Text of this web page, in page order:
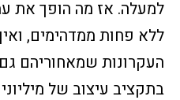
למעלה. אז מה הופך את
ללא פחות ממדהימים,
העקרונות שמאחוריהם
בתקציב עיצוב של